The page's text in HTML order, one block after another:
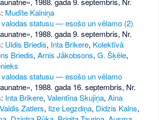
Mudīte Kalniņa
valodas statusu — esošo un vēlamo (2)
1988. gada 9. septembris, Nr.
Uldis Briedis, Inta Brikere, Kolektīvā
Briedis, Arnis Jākobsons, G. Šķēle,
valodas statusu — esošo un vēlamo
1988. gada 16. septembris, Nr.
Inta Brikere, Valentīna Skujiņa, Aina
Valdis Zatlers, Ilze Legzdiņa, Didzis Kalns,